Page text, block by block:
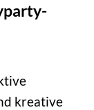
kreative